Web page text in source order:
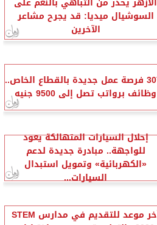
السوشيال ميديا: قد يجرح مشاعر
الآخرين
3070 فرصة عمل جديدة بالقطاع الخاص..
وظائف برواتب تصل إلى 9500 جنيه
إحلال السيارات المتهالكة يعود
للواجهة.. مبادرة جديدة لدعم
«الكهربائية» وتمويل استبدال
السيارات...
آخر موعد للتقديم في مدارس STEM